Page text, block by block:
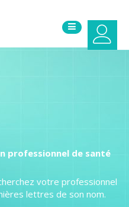
professionnel de santé
votre professionnel
lettres de son nom.